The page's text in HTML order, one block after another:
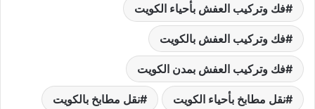
فك وتركيب العفش بأحياء الكويت
فك وتركيب العفش بالكويت
فك وتركيب العفش بمدن الكويت
نقل مطابخ بأحياء الكويت نقل مطابخ بالكويت